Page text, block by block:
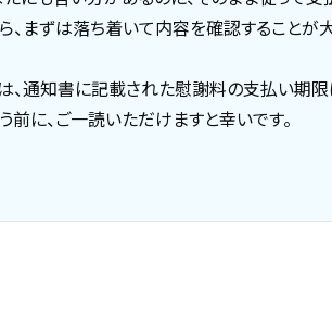
、まずは落ち着いて内容を確認することが
、通知書に記載された慰謝料の支払い期限
前に、ご一読いただけますと幸いです。